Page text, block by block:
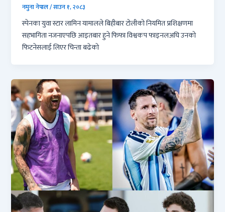
नमुना नेपाल/साउन १, २०८३
स्पेनका युवा स्टार लामिन यामालले बिहीबार टोलीको नियमित प्रशिक्षणमा
सहभागिता नजनाएपछि आइतबार हुने फिफा विश्वकप फाइनलअघि उनको
फिटनेसलाई लिएर चिन्ता बढेको